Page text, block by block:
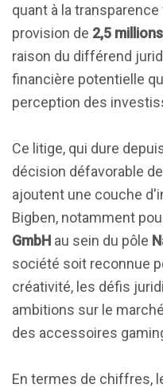
quant à la
provision de 2,5
raison du différend
financière potentielle
perception des
Ce litige, qui dure
décision défavorable
ajoutent une couche
Bigben, notamment
GmbH au sein du pôle
société soit reconnue
créativité, les défis
ambitions sur le
des accessoires
En termes de chiffres,